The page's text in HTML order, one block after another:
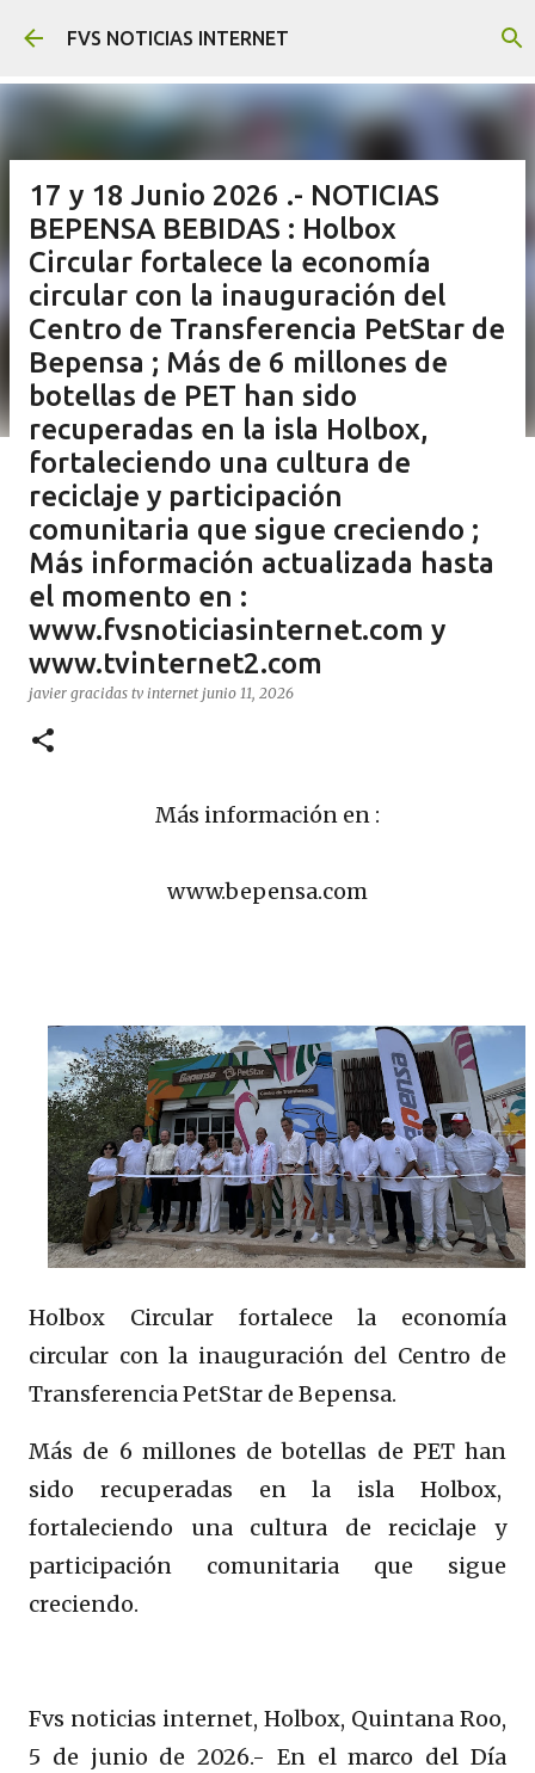
Ir al contenido principal
FVS NOTICIAS INTERNET
17 y 18 Junio 2026 .- NOTICIAS
BEPENSA BEBIDAS : Holbox
Circular fortalece la economía
circular con la inauguración del
Centro de Transferencia PetStar de
Bepensa ; Más de 6 millones de
botellas de PET han sido
recuperadas en la isla Holbox,
fortaleciendo una cultura de
reciclaje y participación
comunitaria que sigue creciendo ;
Más información actualizada hasta
el momento en :
www.fvsnoticiasinternet.com y
www.tvinternet2.com
javier gracidas tv internet junio 11, 2026
Más información en :
www.bepensa.com
Holbox Circular fortalece la economía
circular con la inauguración del Centro de
Transferencia PetStar de Bepensa.
Más de 6 millones de botellas de PET han
sido recuperadas en la isla Holbox,
fortaleciendo una cultura de reciclaje y
participación comunitaria que sigue
creciendo.
Fvs noticias internet, Holbox, Quintana Roo,
5 de junio de 2026.- En el marco del Día